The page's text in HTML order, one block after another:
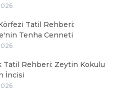
Tatil Rehberi:
Tenha Cenneti
Tatil Rehberi: Zeytin Kokulu
İncisi